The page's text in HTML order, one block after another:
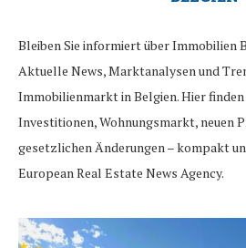
Bleiben Sie informiert über Immobilien
Aktuelle News, Marktanalysen und
Immobilienmarkt in Belgien. Hier
Investitionen, Wohnungsmarkt, neuen
gesetzlichen Änderungen – kompakt
European Real Estate News Agency.